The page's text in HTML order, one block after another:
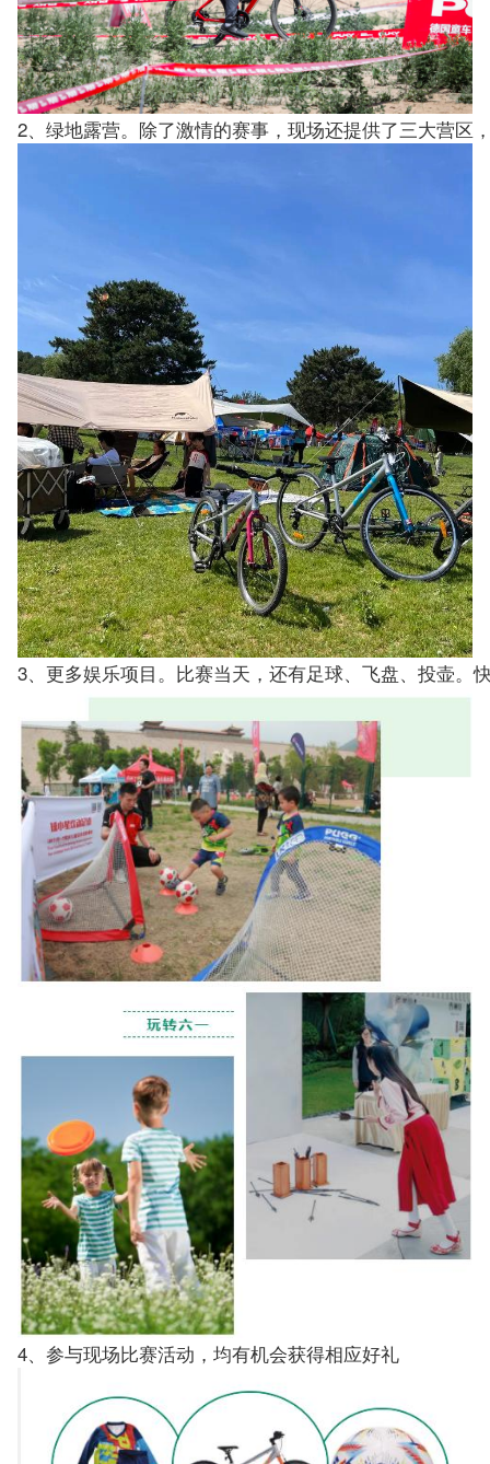
2、绿地露营。除了激情的赛事，现场还提供了三大营区
3、更多娱乐项目。比赛当天，还有足球、飞盘、投壶。
4、参与现场比赛活动，均有机会获得相应好礼